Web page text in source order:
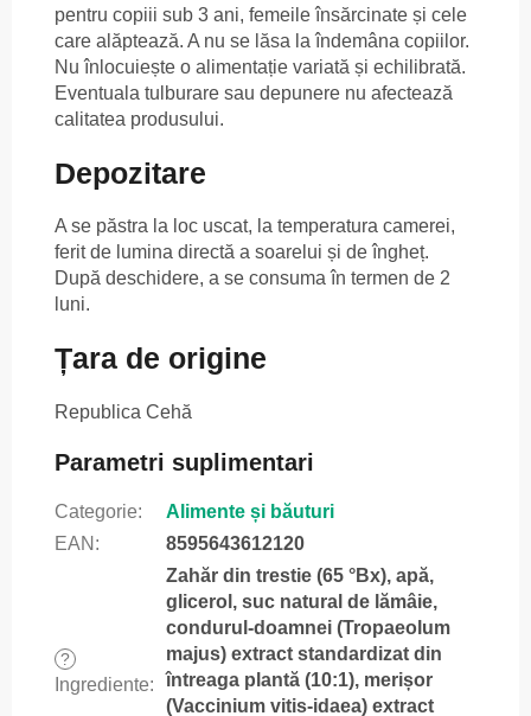
pentru copiii sub 3 ani, femeile însărcinate și cele
care alăptează. A nu se lăsa la îndemâna copiilor.
Nu înlocuiește o alimentație variată și echilibrată.
Eventuala tulburare sau depunere nu afectează
calitatea produsului.
Depozitare
A se păstra la loc uscat, la temperatura camerei,
ferit de lumina directă a soarelui și de îngheț.
După deschidere, a se consuma în termen de 2
luni.
Țara de origine
Republica Cehă
Parametri suplimentari
Categorie:
Alimente și băuturi
EAN : 8595643612120
?
Ingrediente:
Zahăr din trestie (65 °Bx), apă,
glicerol, suc natural de lămâie,
condurul-doamnei (Tropaeolum
majus) extract standardizat din
întreaga plantă (10:1), merișor
(Vaccinium vitis-idaea) extract